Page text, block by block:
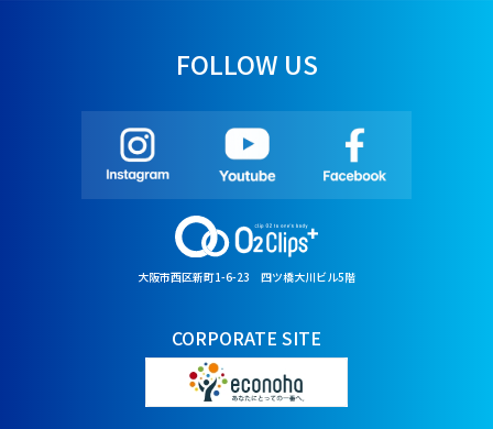
FOLLOW US
大阪市西区新町1-6-23 四ツ橋大川ビル5階
CORPORATE SITE